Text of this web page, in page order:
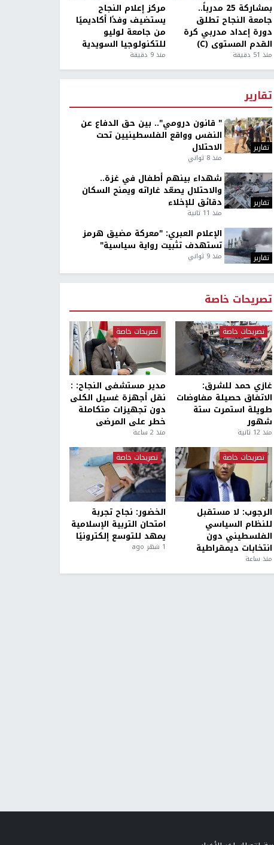
بمشاركة 25 مدرباً..
جامعة النجاح تطلق
دورة إعداد مدربي كرة
القدم المستوى (C)
منذ 51 دقيقة
مركز إعلام النجاح
يستضيف وفدًا أكاديميًا
من جامعة لوليو
للتكنولوجيا السويدية
منذ 9 دقيقة
تقارير
تقارير
" قانون درومي".. بين حق الدفاع عن
النفس وواقع الفلسطينيين تحت
الاحتلال
منذ 8 ثواني
تقارير
شهداء بينهم أطفال في غزة..
والاحتلال يصعّد غاراته ويمنح السكان
دقائق للإخلاء
منذ 11 ثانية
تقارير
الإعلام العبري: "معركة مضيق هرمز
تستهدف تثبيت رواية سياسية"
منذ 9 ثواني
تصريحات خاصة
تصريحات خاصة
غازي حمد للشرق:
الاتفاق حصيلة مفاوضات
طويلة استمرت ستة
شهور
منذ 12 ثانية
تصريحات خاصة
مدير مستشفى النجاح: :
نقل أجهزة غسيل الكلى
دون تجهيزات متكاملة
خطر على المرضى
منذ 2 ساعة
تصريحات خاصة
الرجوب: لا مستقبل
للنظام السياسي
الفلسطيني دون
انتخابات ديمقراطية
منذ ساعة
تصريحات خاصة
الخضور: نجاح تجربة
امتحان التربية الإسلامية
يمهد للتوسع إلكترونيًا
1 شهر ago